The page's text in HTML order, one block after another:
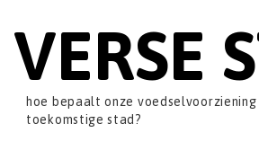
VERSE
hoe bepaalt onze
toekomstige stad?